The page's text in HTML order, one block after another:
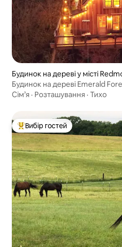
Будинок на дереві у місті
Будинок на дереві Emerald
Masters
Сім’я · Розташування · Тихо
Топ вибір гостей
Вибір гостей